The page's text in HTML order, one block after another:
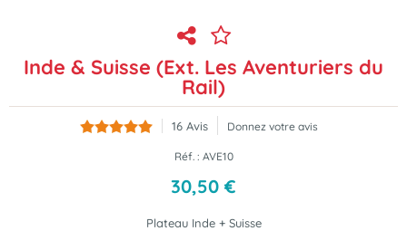
Inde & Suisse (Ext. Les Aventuriers du
Rail)
16 Avis Donnez votre avis
Réf. : AVE10
30,50 €
Plateau Inde + Suisse